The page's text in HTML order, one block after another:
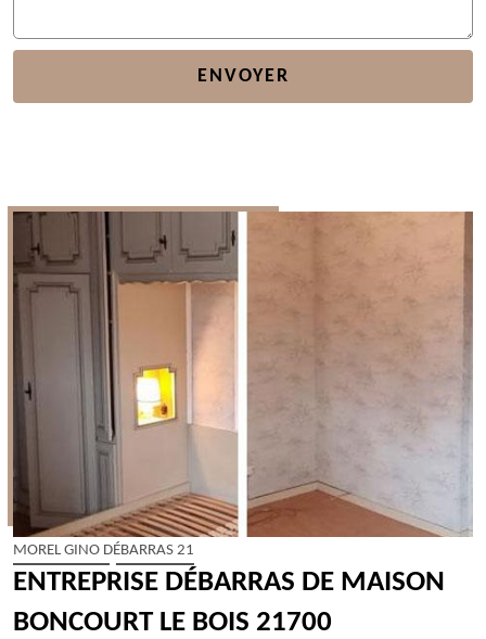
MOREL GINO DÉBARRAS 21
ENTREPRISE DÉBARRAS DE MAISON
BONCOURT LE BOIS 21700